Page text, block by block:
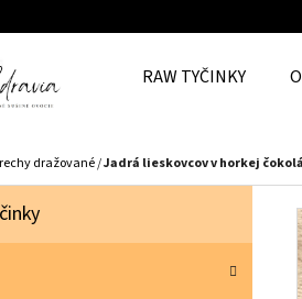
RAW TYČINKY
dražované/Jadrá lieskovcov v horkej